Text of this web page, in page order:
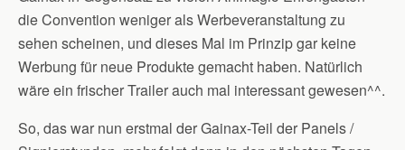
die Convention weniger als Werbeveranstaltung zu
sehen scheinen, und dieses Mal im Prinzip gar keine
Werbung für neue Produkte gemacht haben. Natürlich
wäre ein frischer Trailer auch mal interessant gewesen^^.
So, das war nun erstmal der Gainax-Teil der Panels /